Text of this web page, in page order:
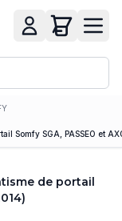
Somfy SGA, PASSEO et
de portail